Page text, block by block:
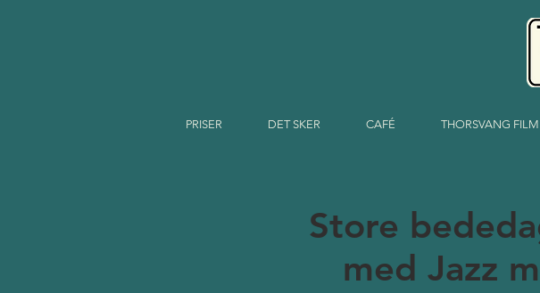
PRISER DET SKER CAFÉ THORSVANG FILM
Store
med Jazz